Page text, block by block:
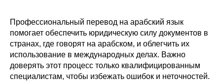
Профессиональный перевод на арабский язык
помогает обеспечить юридическую силу документов в
странах, где говорят на арабском, и облегчить их
использование в международных делах. Важно
доверять этот процесс только квалифицированным
специалистам, чтобы избежать ошибок и неточностей.